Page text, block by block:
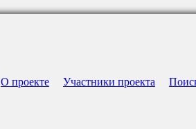
О проекте Участники проекта